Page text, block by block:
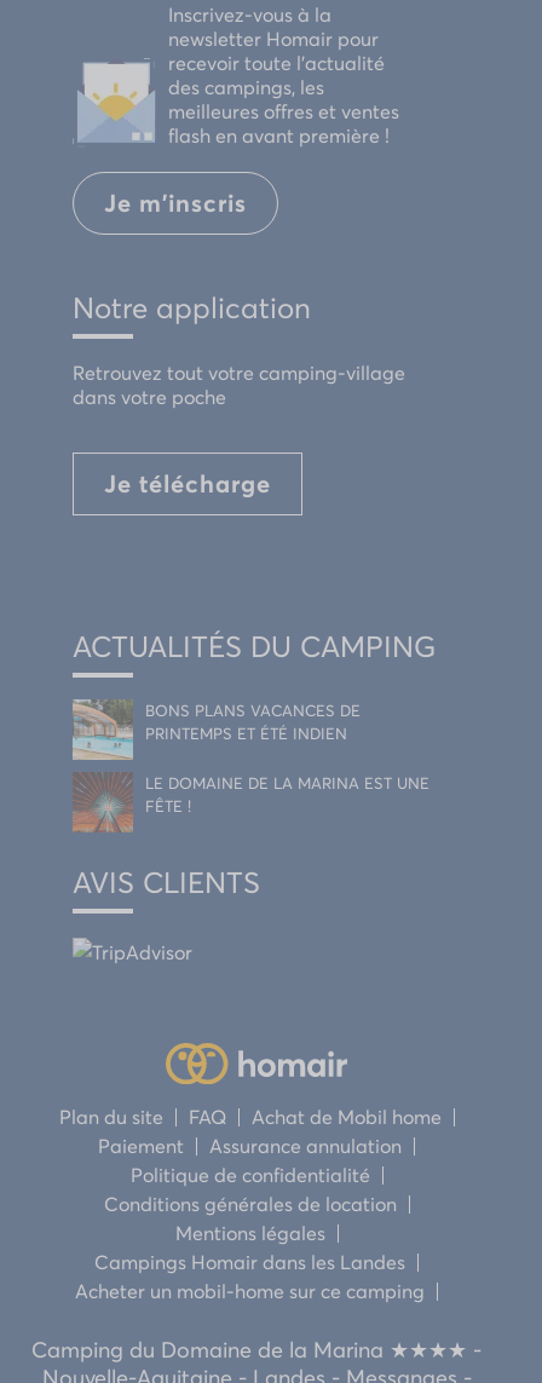
Inscrivez-vous à la
newsletter Homair pour
recevoir toute l'actualité
des campings, les
meilleures offres et ventes
flash en avant première !
Je m'inscris
Notre application
Retrouvez tout votre camping-village
dans votre poche
Je télécharge
ACTUALITÉS DU CAMPING
BONS PLANS VACANCES DE
PRINTEMPS ET ÉTÉ INDIEN
LE DOMAINE DE LA MARINA EST UNE
FÊTE !
AVIS CLIENTS
Plan du site FAQ
Achat de Mobil home
Paiement
Assurance annulation
Politique de confidentialité
Conditions générales de location
Mentions légales
Campings Homair dans les Landes
Acheter un mobil-home sur ce camping
Camping du Domaine de la Marina ★★★★ -
Nouvelle-Aquitaine - Landes - Messanges -